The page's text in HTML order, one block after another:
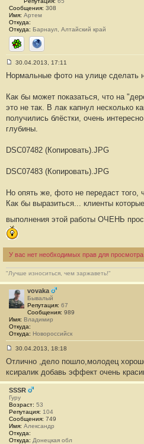
Сообщения: 308
Имя: Артем
Откуда:
Откуда: Барнаул, Алтайский край
ICQ Сайт
о
о
щ
н
и
#
30.04.2013, 17:11
Нормальные фото на улице сделать
Как бы может показаться, что на
это не так. В лак капнул несколько
получились блёстки, очень
глубины.
DSC07482 (Копировать).JPG
DSC07483 (Копировать).JPG
Но опять же, фото не передаст
Как бы выразиться... клиенты
выполнения этой работы ОЧЕНЬ
У вас нет необходимых прав для
"Лучше износиться, чем заржаветь!"
vovaka
Бывалый
Репутация: 67
Сообщения: 989
Имя: Владимир
Откуда:
Откуда: Новороссийск
о
б
щ
е
н
и
е
#
3
30.04.2013, 18:18
Отлично ,дело пошло,молодец
ксиралик добавь эффект очень
SSSR
Гуру
Возраст: 53
Репутация: 104
Сообщения: 749
Имя: Александр
Откуда:
Откуда: Донецкая обл